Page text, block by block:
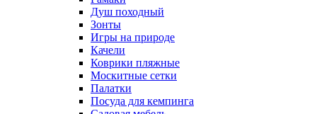
Душ походный
Зонты
Игры на природе
Качели
Коврики пляжные
Москитные сетки
Палатки
Посуда для кемпинга